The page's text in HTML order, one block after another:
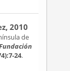
2010
de
24.